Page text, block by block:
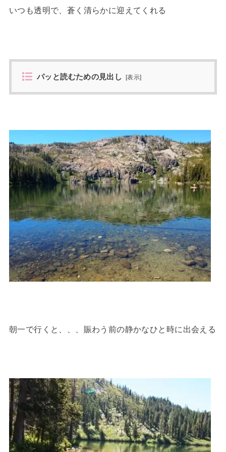
いつも透明で、蒼く清らかに迎えてくれる
パッと読むための見出し [表示]
朝一で行くと、、、賑わう前の静かなひと時に出会える